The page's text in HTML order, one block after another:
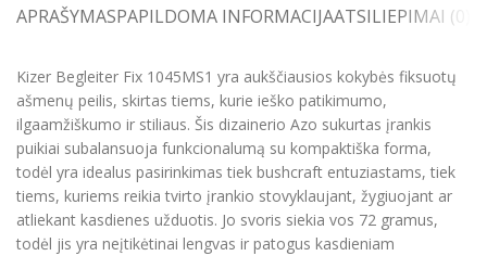
APRAŠYMASPAPILDOMA INFORMACIJAATSILIEPIMAI (0)
Kizer Begleiter Fix 1045MS1 yra aukščiausios kokybės fiksuotų
ašmenų peilis, skirtas tiems, kurie ieško patikimumo,
ilgaamžiškumo ir stiliaus. Šis dizainerio Azo sukurtas įrankis
puikiai subalansuoja funkcionalumą su kompaktiška forma,
todėl yra idealus pasirinkimas tiek bushcraft entuziastams, tiek
tiems, kuriems reikia tvirto įrankio stovyklaujant, žygiuojant ar
atliekant kasdienes užduotis. Jo svoris siekia vos 72 gramus,
todėl jis yra neįtikėtinai lengvas ir patogus kasdieniam